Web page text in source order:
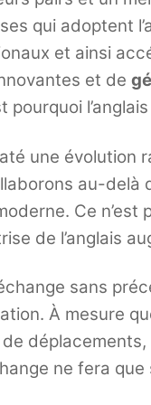
qui adoptent
et ainsi
et de
une évolution
au-delà
Ce n’est
de l’anglais
sans
À mesure
ne fera que